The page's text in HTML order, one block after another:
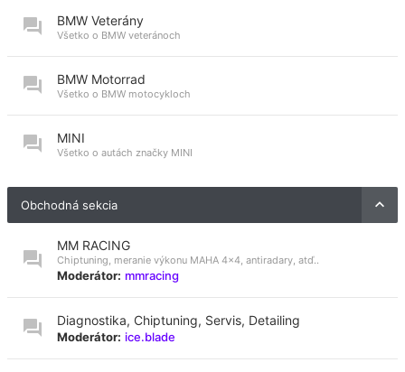
BMW Veterány
Všetko o BMW veteránoch
BMW Motorrad
Všetko o BMW motocykloch
MINI
Všetko o autách značky MINI
Obchodná sekcia
MM RACING
Chiptuning, meranie výkonu MAHA 4x4, antiradary, atď..
Moderátor: mmracing
Diagnostika, Chiptuning, Servis, Detailing
Moderátor: ice.blade